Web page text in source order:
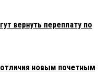
вернуть переплату по
новым почетным